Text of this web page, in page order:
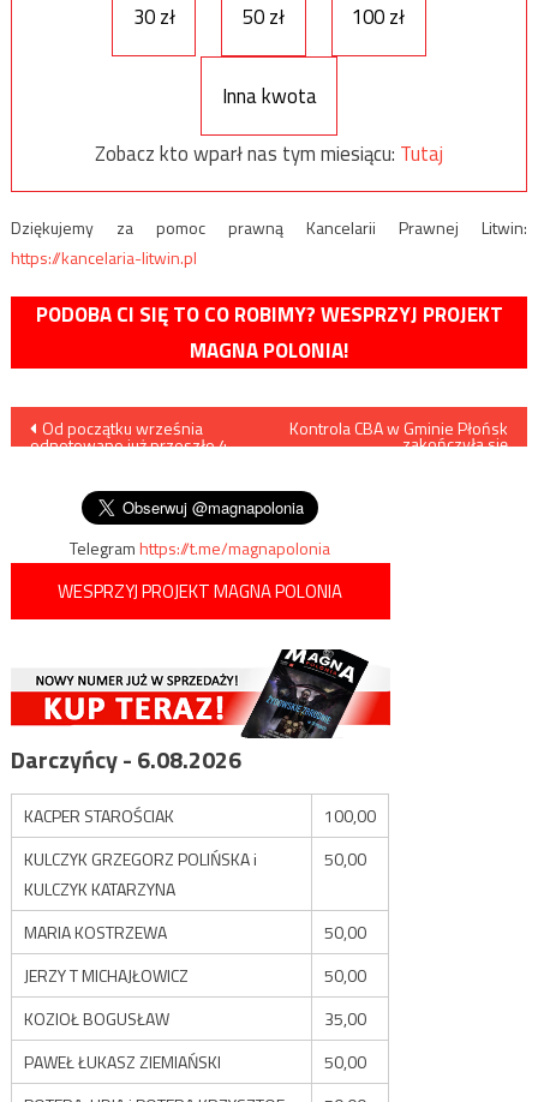
30 zł
50 zł 100 zł
Inna kwota
Zobacz kto wparł nas tym miesiącu: Tutaj
Dziękujemy za pomoc prawną Kancelarii Prawnej Litwin:
https://kancelaria-litwin.pl
PODOBA CI SIĘ TO CO ROBIMY? WESPRZYJ PROJEKT
MAGNA POLONIA!
Nawigacja
Od początku września
odnotowano już przeszło 4
Kontrola CBA w Gminie Płońsk
zakończyła się
Telegramhttps://t.me/magnapolonia
WESPRZYJ PROJEKT MAGNA POLONIA
Darczyńcy - 6.08.2026
KACPER STAROŚCIAK
100,00
KULCZYK GRZEGORZ POLIŃSKA i
KULCZYK KATARZYNA
50,00
MARIA KOSTRZEWA
50,00
JERZY T MICHAJŁOWICZ
50,00
KOZIOŁ BOGUSŁAW
35,00
PAWEŁ ŁUKASZ ZIEMIAŃSKI
50,00